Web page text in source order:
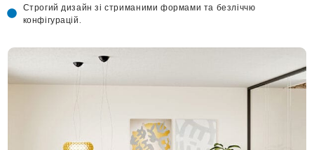
Строгий дизайн зі стриманими формами та безліччю
конфігурацій.